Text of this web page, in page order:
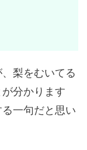
梨をむいてる
分かります
一句だと思い